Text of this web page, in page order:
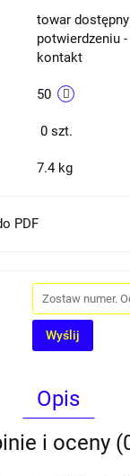
towar
potwierdzeniu
kontakt
50
0 szt.
7.4 kg
PDF
Wyślij
Opis
i oceny